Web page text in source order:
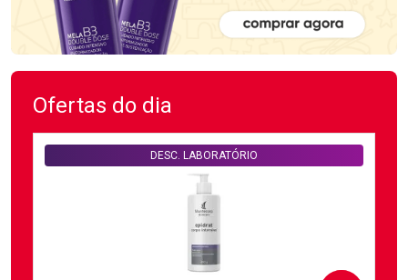
Ofertas do dia
DESC. LABORATÓRIO